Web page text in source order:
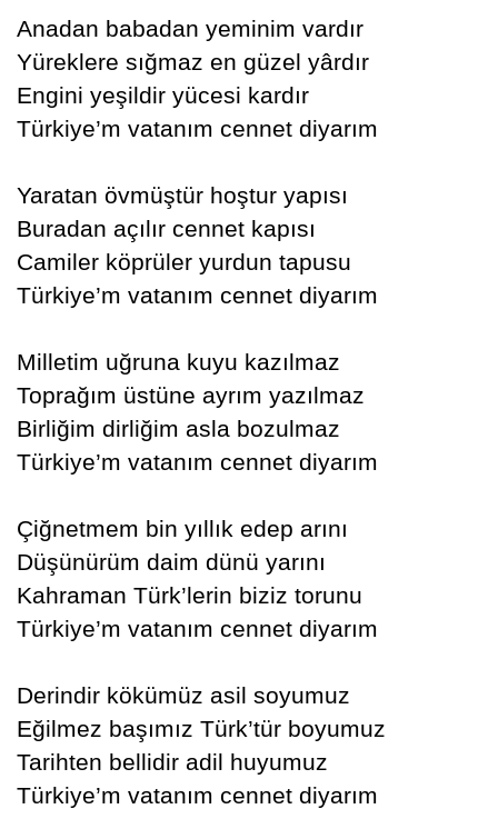
Anadan babadan yeminim vardır
Yüreklere sığmaz en güzel yârdır
Engini yeşildir yücesi kardır
Türkiye’m vatanım cennet diyarım
Yaratan övmüştür hoştur yapısı
Buradan açılır cennet kapısı
Camiler köprüler yurdun tapusu
Türkiye’m vatanım cennet diyarım
Milletim uğruna kuyu kazılmaz
Toprağım üstüne ayrım yazılmaz
Birliğim dirliğim asla bozulmaz
Türkiye’m vatanım cennet diyarım
Çiğnetmem bin yıllık edep arını
Düşünürüm daim dünü yarını
Kahraman Türk’lerin biziz torunu
Türkiye’m vatanım cennet diyarım
Derindir kökümüz asil soyumuz
Eğilmez başımız Türk’tür boyumuz
Tarihten bellidir adil huyumuz
Türkiye’m vatanım cennet diyarım